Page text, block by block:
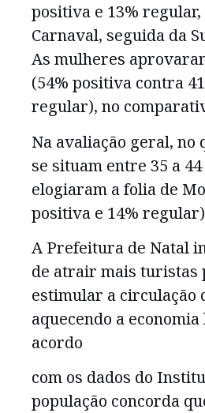
positiva e 13%
Carnaval, seguida da
As mulheres
(54% positiva contra
regular), no
Na avaliação geral, no
se situam entre 35 a
elogiaram a folia de
positiva e 14%
A Prefeitura de Natal
de atrair mais turistas
estimular a circulação
aquecendo a
acordo
com os dados do
população concorda